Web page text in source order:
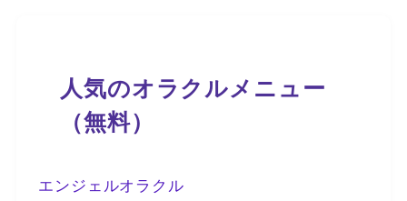
人気のオラクルメニュー
（無料）
エンジェルオラクル